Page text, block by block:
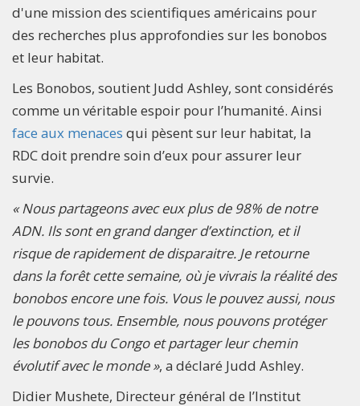
d'une mission des scientifiques américains pour
des recherches plus approfondies sur les bonobos
et leur habitat.
Les Bonobos, soutient Judd Ashley, sont considérés
comme un véritable espoir pour l’humanité. Ainsi
face aux menaces qui pèsent sur leur habitat, la
RDC doit prendre soin d’eux pour assurer leur
survie.
« Nous partageons avec eux plus de 98% de notre
ADN. Ils sont en grand danger d’extinction, et il
risque de rapidement de disparaitre. Je retourne
dans la forêt cette semaine, où je vivrais la réalité des
bonobos encore une fois. Vous le pouvez aussi, nous
le pouvons tous. Ensemble, nous pouvons protéger
les bonobos du Congo et partager leur chemin
évolutif avec le monde », a déclaré Judd Ashley.
Didier Mushete, Directeur général de l’Institut